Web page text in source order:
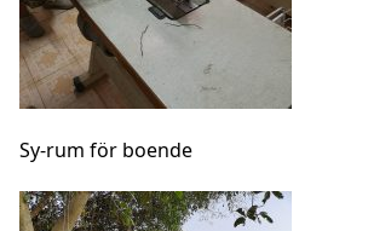
Sy-rum för boende